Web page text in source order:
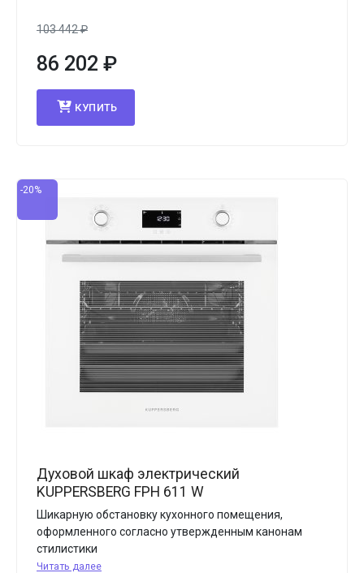
103 442₽
86 202 ₽
КУПИТЬ
-20%
Духовой шкаф электрический
KUPPERSBERG FPH 611 W
Шикарную обстановку кухонного помещения,
оформленного согласно утвержденным канонам
стилистики
Читать далее